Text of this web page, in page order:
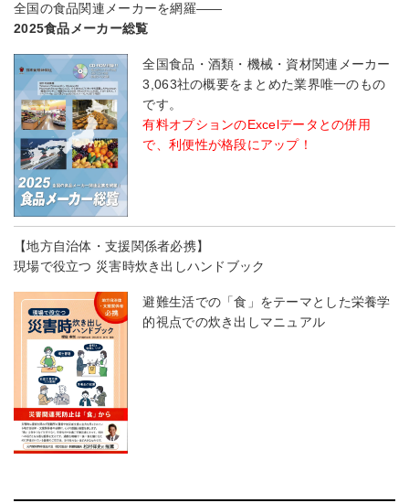
全国の食品関連メーカーを網羅――
2025食品メーカー総覧
全国食品・酒類・機械・資材関連メーカー
3,063社の概要をまとめた業界唯一のもの
です。
有料オプションのExcelデータとの併用
で、利便性が格段にアップ！
【地方自治体・支援関係者必携】
現場で役立つ 災害時炊き出しハンドブック
避難生活での「食」をテーマとした栄養学
的視点での炊き出しマニュアル